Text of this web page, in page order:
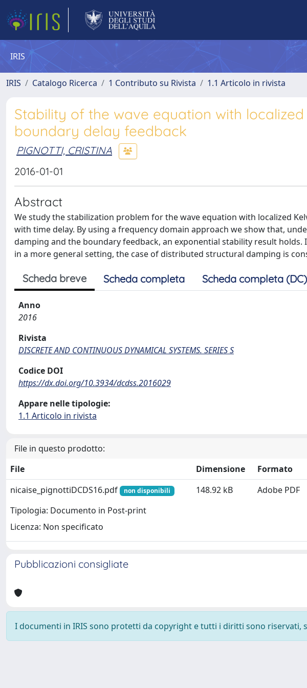
IRIS
IRIS Catalogo Ricerca 1 Contributo su Rivista 1.1 Articolo in rivista
Stability of the wave equation with
boundary delay feedback
PIGNOTTI, CRISTINA
2016-01-01
Abstract
We study the stabilization problem for the wave equation with localized
with time delay. By using a frequency domain approach we show that,
damping and the boundary feedback, an exponential stability result
in a more general setting, the case of distributed structural damping is
Scheda breve Scheda completa Scheda completa (DC)
Anno
2016
Rivista
DISCRETE AND CONTINUOUS DYNAMICAL SYSTEMS. SERIES S
Codice DOI
https://dx.doi.org/10.3934/dcdss.2016029
Appare nelle tipologie:
1.1 Articolo in rivista
File in questo prodotto:
File
Dimensione
Formato
nicaise_pignottiDCDS16.pdf
non disponibili
Tipologia: Documento in Post-print
Licenza: Non specificato
148.92 kB Adobe PDF
Pubblicazioni consigliate
I documenti in IRIS sono protetti da copyright e tutti i diritti sono riservati,